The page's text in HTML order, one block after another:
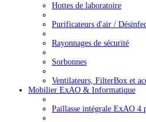
Hottes de laboratoire
Purificateurs d'air /
Rayonnages de sécurité
Sorbonnes
Ventilateurs, FilterBox et
Mobilier ExAO & Informatique
Paillasse intégrale ExAO 4